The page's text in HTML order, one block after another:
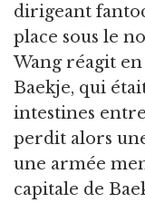
dirigeant
place sous le
Wang réagit
Baekje, qui
intestines
perdit alors
une armée
capitale de